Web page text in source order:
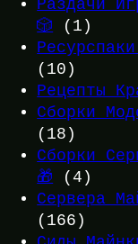
Раздачи
🎲 (1)
(10)
Рецепты
Сборки
(18)
Сборки
🎁 (4)
Сервера
(166)